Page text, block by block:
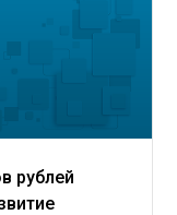
рублей